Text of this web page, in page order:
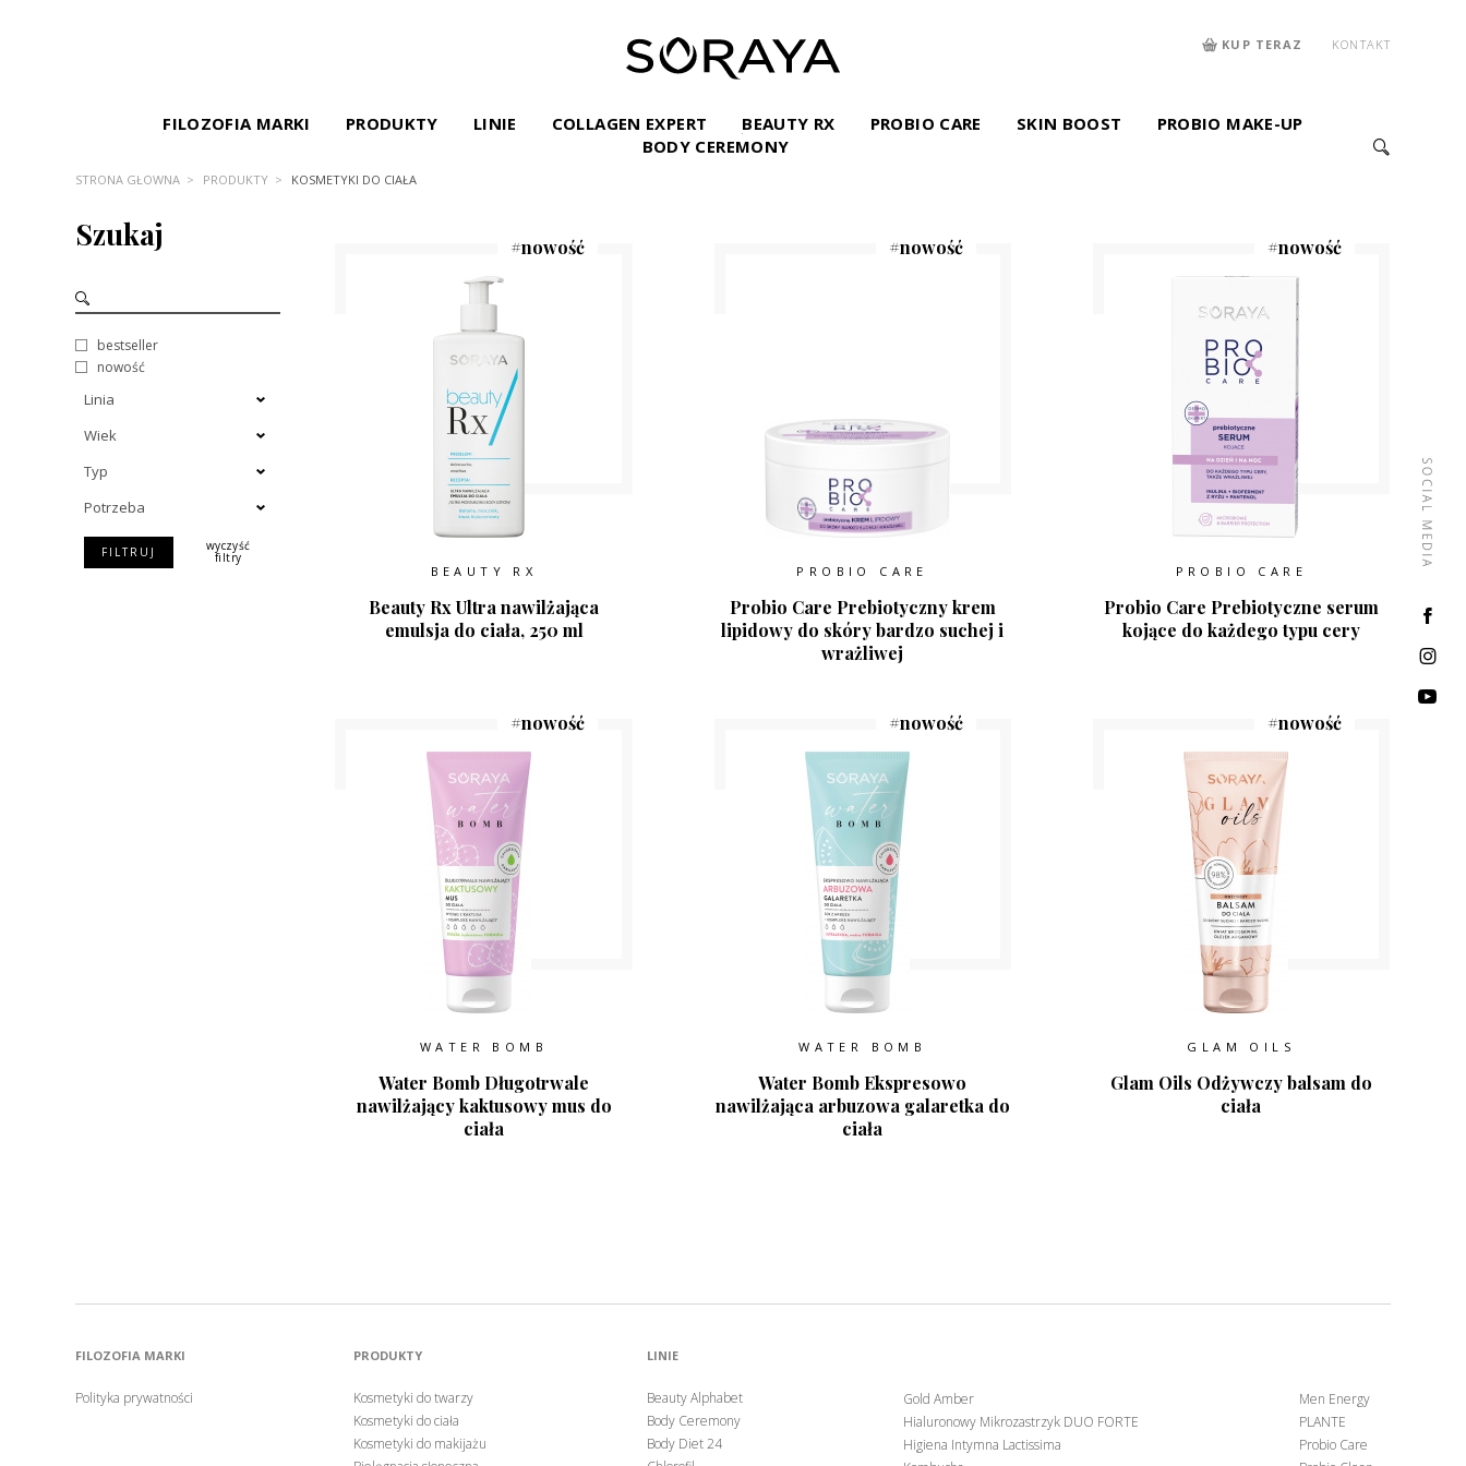
FILOZOFIA MARKI PRODUKTY LINIE COLLAGEN EXPERT BEAUTY RX PROBIO CARE SKIN BOOST
PROBIO MAKE-UP
BODY CEREMONY
KUP TERAZ KONTAKT
STRONA GŁÓWNA PRODUKTY KOSMETYKI DO CIAŁA
Szukaj
bestseller
nowość
Linia
Wiek
Typ
Potrzeba
FILTRUJ wyczyść
filtry
#nowość
BEAUTY RX
Beauty Rx Ultra nawilżająca
emulsja do ciała, 250 ml
#nowość
PROBIO CARE
Probio Care Prebiotyczny krem
lipidowy do skóry bardzo suchej i
wrażliwej
#nowość
PROBIO CARE
Probio Care Prebiotyczne serum
kojące do każdego typu cery
#nowość
WATER BOMB
Water Bomb Długotrwale
nawilżający kaktusowy mus do
ciała
#nowość
WATER BOMB
Water Bomb Ekspresowo
nawilżająca arbuzowa galaretka do
ciała
#nowość
GLAM OILS
Glam Oils Odżywczy balsam do
ciała
FILOZOFIA MARKI
Polityka prywatności
PRODUKTY
Kosmetyki do twarzy
Kosmetyki do ciała
Kosmetyki do makijażu
LINIE
Beauty Alphabet
Body Ceremony
Body Diet 24
Gold Amber
Hialuronowy Mikrozastrzyk DUO FORTE
Higiena Intymna Lactissima
Men Energy
PLANTE
Probio Care